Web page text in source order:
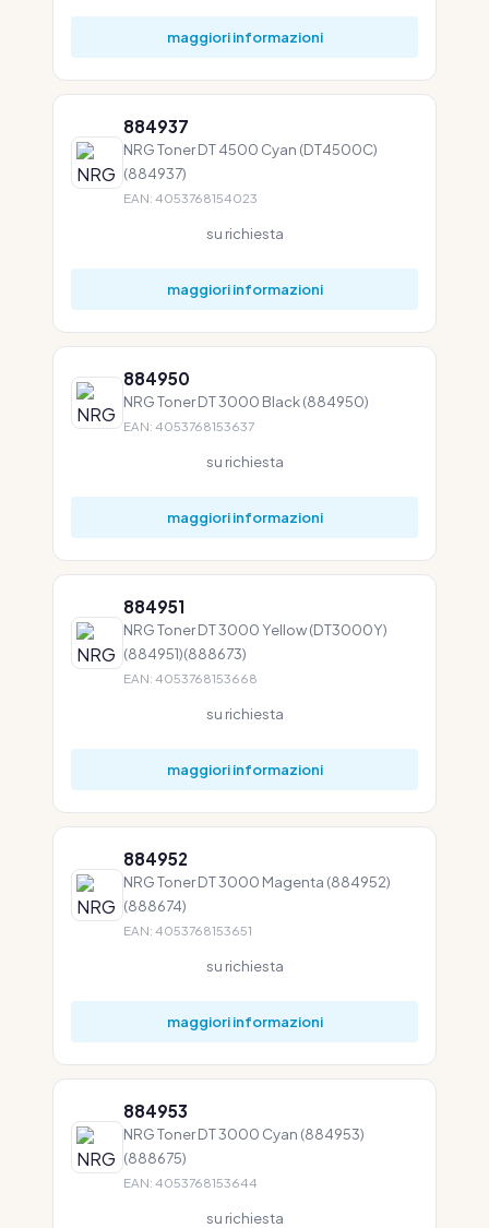
maggiori informazioni
884937
NRG Toner DT 4500 Cyan (DT4500C)
(884937)
EAN: 4053768154023
su richiesta
maggiori informazioni
884950
NRG Toner DT 3000 Black (884950)
EAN: 4053768153637
su richiesta
maggiori informazioni
884951
NRG Toner DT 3000 Yellow (DT3000Y)
(884951)(888673)
EAN: 4053768153668
su richiesta
maggiori informazioni
884952
NRG Toner DT 3000 Magenta (884952)
(888674)
EAN: 4053768153651
su richiesta
maggiori informazioni
884953
NRG Toner DT 3000 Cyan (884953)
(888675)
EAN: 4053768153644
su richiesta